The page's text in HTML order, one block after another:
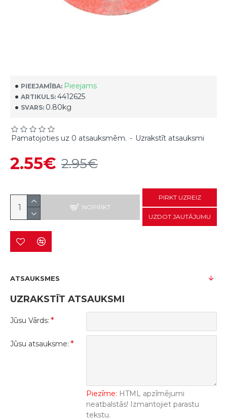
PIEEJAMĪBA: Pieejams
ARTIKULS: 4412625
SVARS: 0.80kg
Pamatojoties uz 0 atsauksmēm. - Uzrakstīt atsauksmi
2.55€ 2.95€
NOPIRKT
PIRKT UZREIZ
UZDOT JAUTĀJUMU
ATSAUKSMES
UZRAKSTĪT ATSAUKSMI
Jūsu Vārds:
Jūsu atsauksme:
Piezīme: HTML apzīmējumi
neatbalstās! Izmantojiet parastu
tekstu.